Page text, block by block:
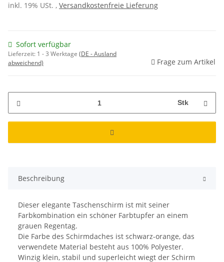
inkl. 19% USt. , Versandkostenfreie Lieferung
Sofort verfügbar
Lieferzeit: 1 - 3 Werktage (DE - Ausland
abweichend)
Frage zum Artikel
Stk
Beschreibung
Dieser elegante Taschenschirm ist mit seiner
Farbkombination ein schöner Farbtupfer an einem
grauen Regentag.
Die Farbe des Schirmdaches ist schwarz-orange, das
verwendete Material besteht aus 100% Polyester.
Winzig klein, stabil und superleicht wiegt der Schirm